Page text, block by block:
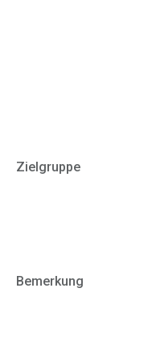
Zielgruppe
Bemerkung